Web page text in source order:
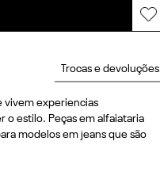
Trocas e devoluções
vivem experiencias
o estilo. Peças em alfaiataria
modelos em jeans que são